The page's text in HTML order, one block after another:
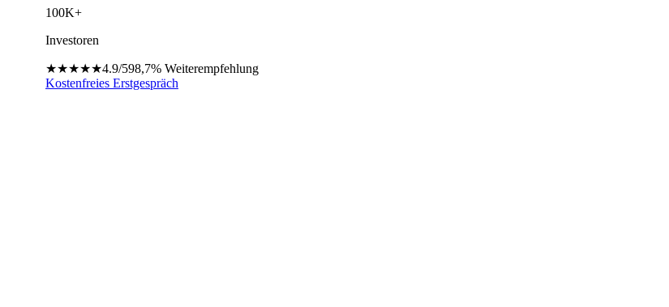
100K+
Investoren
★★★★★4.9/598,7% Weiterempfehlung
Kostenfreies Erstgespräch